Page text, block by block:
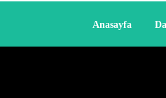
Anasayfa